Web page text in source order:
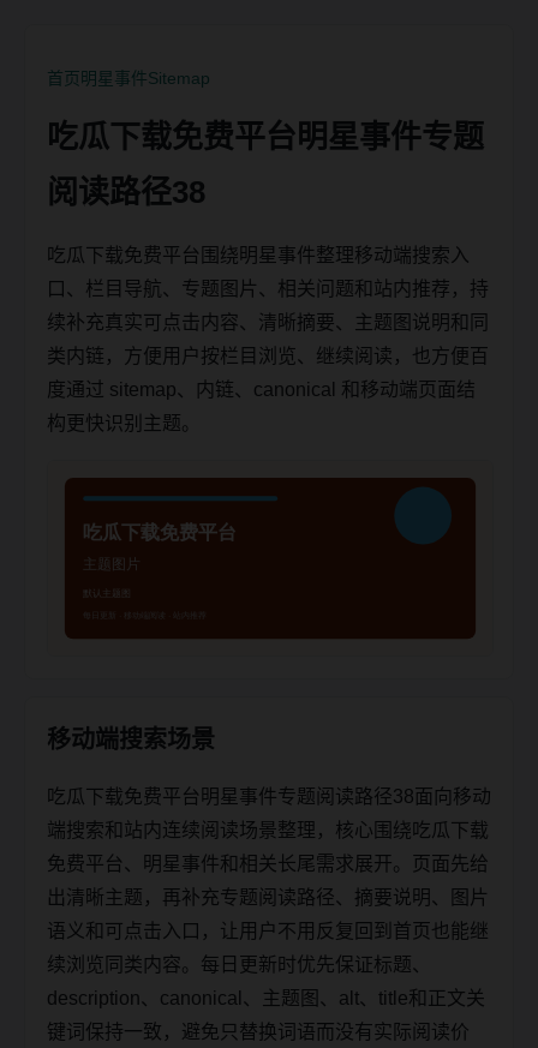
首页明星事件Sitemap
吃瓜下载免费平台明星事件专题
阅读路径38
吃瓜下载免费平台围绕明星事件整理移动端搜索入
口、栏目导航、专题图片、相关问题和站内推荐，持
续补充真实可点击内容、清晰摘要、主题图说明和同
类内链，方便用户按栏目浏览、继续阅读，也方便百
度通过 sitemap、内链、canonical 和移动端页面结
构更快识别主题。
移动端搜索场景
吃瓜下载免费平台明星事件专题阅读路径38面向移动
端搜索和站内连续阅读场景整理，核心围绕吃瓜下载
免费平台、明星事件和相关长尾需求展开。页面先给
出清晰主题，再补充专题阅读路径、摘要说明、图片
语义和可点击入口，让用户不用反复回到首页也能继
续浏览同类内容。每日更新时优先保证标题、
description、canonical、主题图、alt、title和正文关
键词保持一致，避免只替换词语而没有实际阅读价